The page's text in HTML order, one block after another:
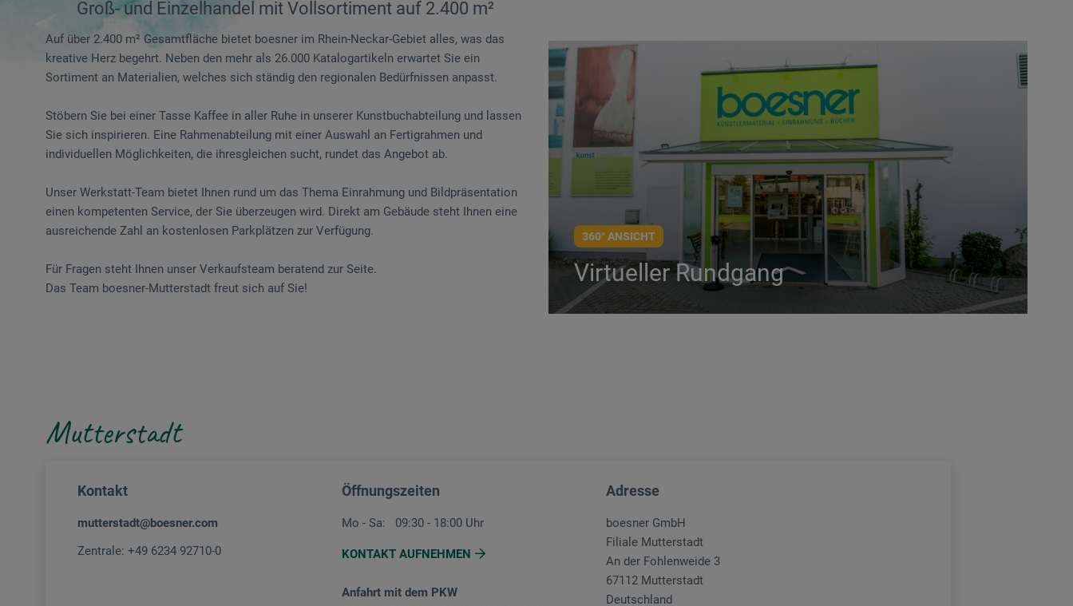
Groß- und Einzelhandel mit Vollsortiment auf 2.400 m²
Auf über 2.400 m² Gesamtfläche bietet boesner im Rhein-Neckar-Gebiet alles, was das
kreative Herz begehrt. Neben den mehr als 26.000 Katalogartikeln erwartet Sie ein
Sortiment an Materialien, welches sich ständig den regionalen Bedürfnissen anpasst.
Stöbern Sie bei einer Tasse Kaffee in aller Ruhe in unserer Kunstbuchabteilung und lassen
Sie sich inspirieren. Eine Rahmenabteilung mit einer Auswahl an Fertigrahmen und
individuellen Möglichkeiten, die ihresgleichen sucht, rundet das Angebot ab.
Unser Werkstatt-Team bietet Ihnen rund um das Thema Einrahmung und Bildpräsentation
einen kompetenten Service, der Sie überzeugen wird. Direkt am Gebäude steht Ihnen eine
ausreichende Zahl an kostenlosen Parkplätzen zur Verfügung.
Für Fragen steht Ihnen unser Verkaufsteam beratend zur Seite.
Das Team boesner-Mutterstadt freut sich auf Sie!
360° ANSICHT
Virtueller Rundgang
Mutterstadt
Kontakt
mutterstadt@boesner.com
Zentrale: +49 6234 92710-0
Öffnungszeiten
Mo - Sa: 09:30 - 18:00 Uhr
KONTAKT AUFNEHMEN
Anfahrt mit dem PKW
Adresse
boesner GmbH
Filiale Mutterstadt
An der Fohlenweide 3
67112 Mutterstadt
Deutschland